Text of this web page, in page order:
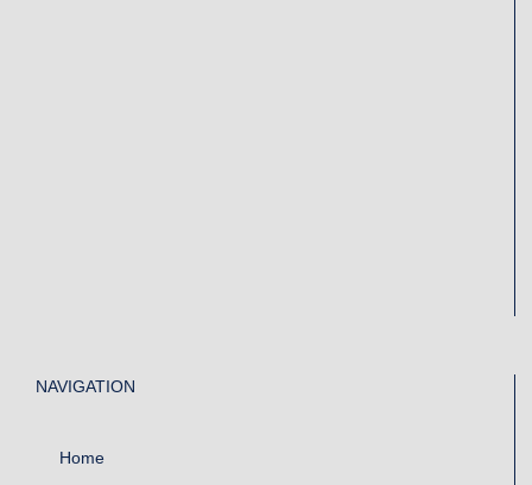
NAVIGATION
Home